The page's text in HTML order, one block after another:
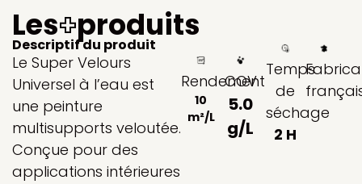
Les+produits
Descriptif du produit
Le Super Velours
Universel à l’eau est
une peinture
multisupports veloutée.
Conçue pour des
applications intérieures
Rendement
10
m²/L
COV
5.0
g/L
Temps
de
séchage
2 H